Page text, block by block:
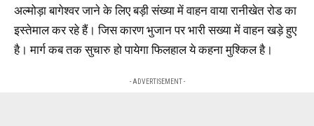
अल्मोड़ा बागेश्वर जाने के लिए बड़ी संख्या में वाहन वाया रानीखेत रोड का
इस्तेमाल कर रहे हैं। जिस कारण भुजान पर भारी सख्या में वाहन खड़े हुए
है। मार्ग कब तक सुचारु हो पायेगा फिलहाल ये कहना मुश्किल है।
- ADVERTISEMENT -